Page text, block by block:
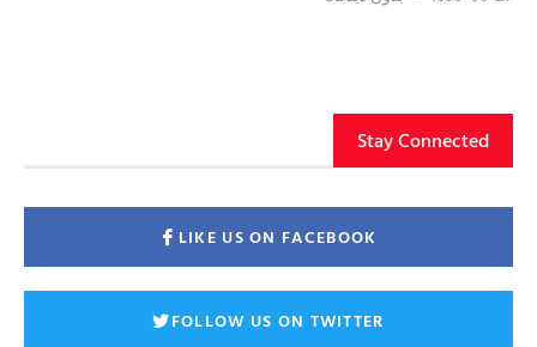
Stay Connected
LIKE US ON FACEBOOK
FOLLOW US ON TWITTER